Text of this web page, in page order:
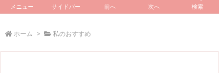
メニュー サイドバー 前へ 次へ 検索
ホーム > 私のおすすめ